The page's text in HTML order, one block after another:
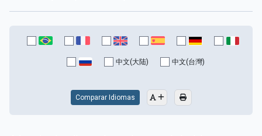
derecha
CAPÍTULO XIV - Honra a tu padre y a tu madre
CAPÍTULO XV - Sin caridad no hay salvación
中文(大陆) 中文(台灣)
Comparar Idiomas